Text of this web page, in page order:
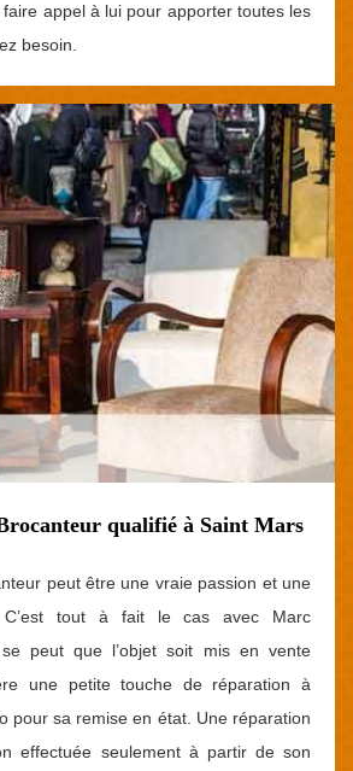
appel à lui pour apporter toutes les
besoin.
qualifié à Saint Mars
peut être une vraie passion et une
C’est tout à fait le cas avec Marc
peut que l’objet soit mis en vente
une petite touche de réparation à
pour sa remise en état. Une réparation
effectuée seulement à partir de son